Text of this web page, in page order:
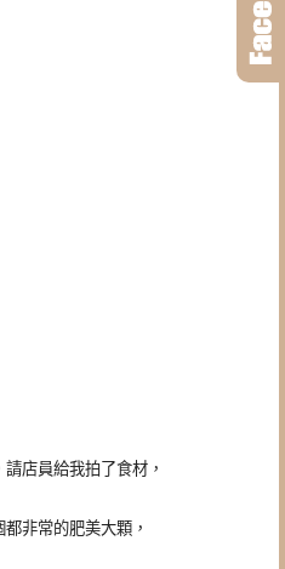
店員給我拍了食材，
非常的肥美大顆，